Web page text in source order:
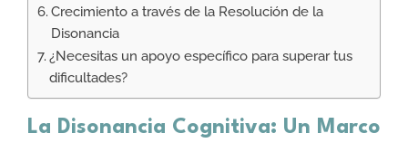
Crecimiento a través de la Resolución de la
Disonancia
¿Necesitas un apoyo específico para superar tus
dificultades?
La Disonancia Cognitiva: Un Marco